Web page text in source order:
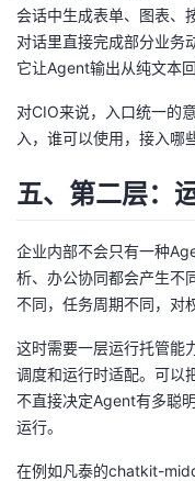
会话中生成表单、图表、
对话里直接完成部分业务
它让Agent输出从纯文本
对CIO来说，入口统一的
入，谁可以使用，接入哪
五、第二层：
企业内部不会只有一种
析、办公协同都会产生不
不同，任务周期不同，对
这时需要一层运行托管能
调度和运行时适配。可以
不直接决定Agent有多聪
运行。
在例如凡泰的chatkit-